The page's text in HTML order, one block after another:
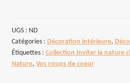
interrupteur
Chat
et
souris
UGS : ND
Catégories : Décoration intérieure,
Étiquettes : Collection Inviter la nature
Nature, Vos coups de coeur